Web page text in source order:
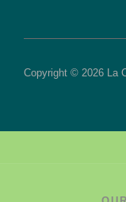
Copyright © 2026 La